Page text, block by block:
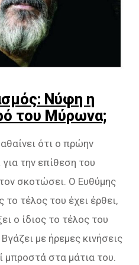
Νύφη η
του Μύρωνα;
ότι ο πρώην
την επίθεση του
σκοτώσει. Ο Ευθύμης
τέλος του έχει έρθει,
ο ίδιος το τέλος του
με ήρεμες κινήσεις
μπροστά στα μάτια του.